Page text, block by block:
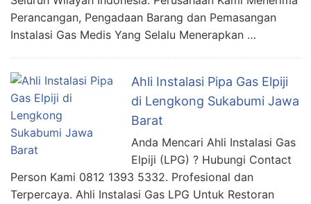
Perancangan, Pengadaan Barang dan Pemasangan
Instalasi Gas Medis Yang Selalu Menerapkan …
Ahli Instalasi Pipa Gas Elpiji
di Lengkong Sukabumi Jawa
Barat
Anda Mencari Ahli Instalasi Gas
Elpiji (LPG) ? Hubungi Contact
Person Kami 0812 1393 5332. Profesional dan
Terpercaya. Ahli Instalasi Gas LPG Untuk Restoran